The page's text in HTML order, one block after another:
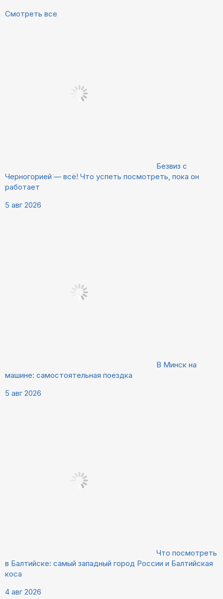
Смотреть все
Безвиз с
Черногорией — всё! Что успеть посмотреть, пока он
работает
5 авг 2026
В Минск на
машине: самостоятельная поездка
5 авг 2026
Что посмотреть
в Балтийске: самый западный город России и Балтийская
коса
4 авг 2026